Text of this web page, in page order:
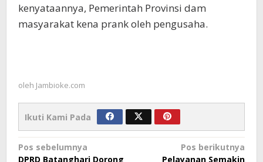
kenyataannya, Pemerintah Provinsi dam
masyarakat kena prank oleh pengusaha.
oleh Jambioke.com
Ikuti Kami Pada
Navigasi
Pos sebelumnya
DPRD Batanghari Dorong
Pos berikutnya
Pelayanan Semakin